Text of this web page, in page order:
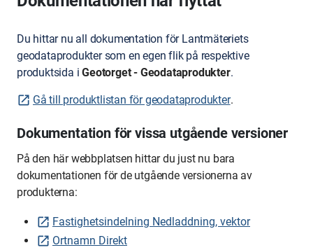
Du hittar nu all dokumentation för Lantmäteriets
geodataprodukter som en egen flik på respektive
produktsida i Geotorget - Geodataprodukter.
Gå till produktlistan för geodataprodukter.
Dokumentation för vissa utgående versioner
På den här webbplatsen hittar du just nu bara
dokumentationen för de utgående versionerna av
produkterna:
Fastighetsindelning Nedladdning, vektor
Ortnamn Direkt